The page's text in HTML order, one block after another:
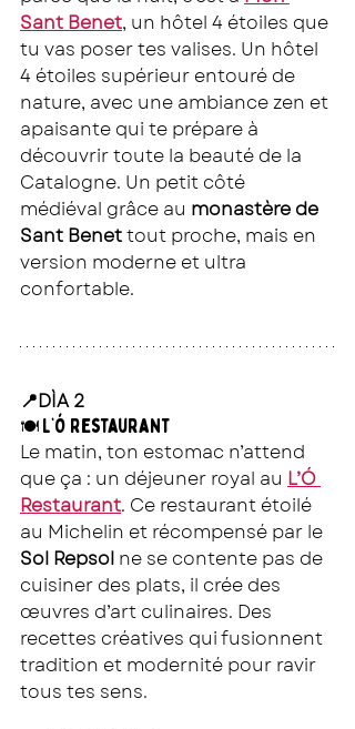
Sant Benet, un hôtel 4 étoiles que
tu vas poser tes valises. Un hôtel
4 étoiles supérieur entouré de
nature, avec une ambiance zen et
apaisante qui te prépare à
découvrir toute la beauté de la
Catalogne. Un petit côté
médiéval grâce au monastère de
Sant Benet tout proche, mais en
version moderne et ultra
confortable.
📍DÌA 2
🍽 L’Ó Restaurant
Le matin, ton estomac n’attend
que ça : un déjeuner royal au L’Ó
Restaurant. Ce restaurant étoilé
au Michelin et récompensé par le
Sol Repsol ne se contente pas de
cuisiner des plats, il crée des
œuvres d’art culinaires. Des
recettes créatives qui fusionnent
tradition et modernité pour ravir
tous tes sens.